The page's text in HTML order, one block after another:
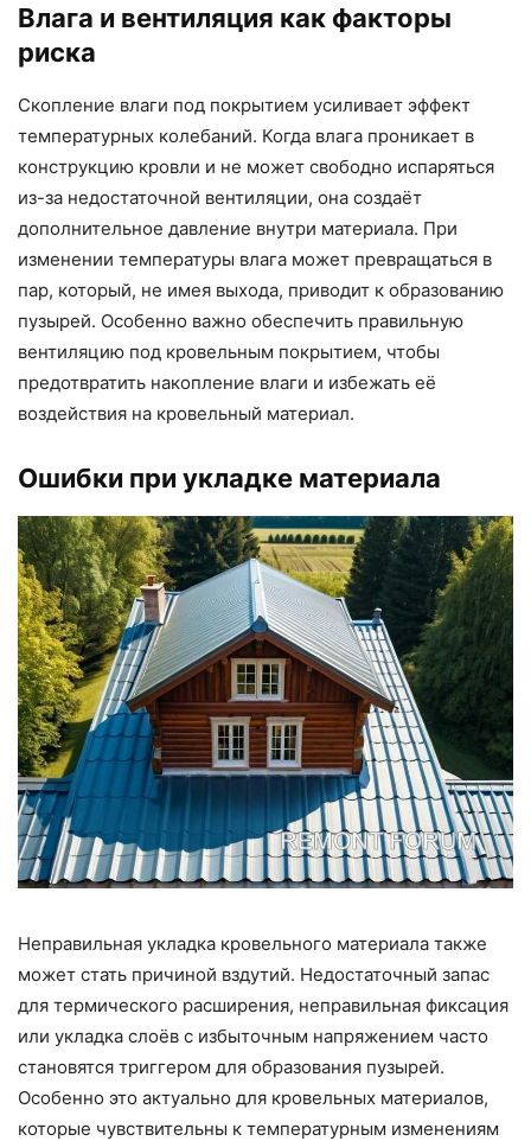
Влага и вентиляция как факторы
риска
Скопление влаги под покрытием усиливает эффект
температурных колебаний. Когда влага проникает в
конструкцию кровли и не может свободно испаряться
из-за недостаточной вентиляции, она создаёт
дополнительное давление внутри материала. При
изменении температуры влага может превращаться в
пар, который, не имея выхода, приводит к образованию
пузырей. Особенно важно обеспечить правильную
вентиляцию под кровельным покрытием, чтобы
предотвратить накопление влаги и избежать её
воздействия на кровельный материал.
Ошибки при укладке материала
Неправильная укладка кровельного материала также
может стать причиной вздутий. Недостаточный запас
для термического расширения, неправильная фиксация
или укладка слоёв с избыточным напряжением часто
становятся триггером для образования пузырей.
Особенно это актуально для кровельных материалов,
которые чувствительны к температурным изменениям